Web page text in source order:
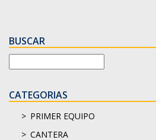
BUSCAR
CATEGORIAS
PRIMER EQUIPO
CANTERA